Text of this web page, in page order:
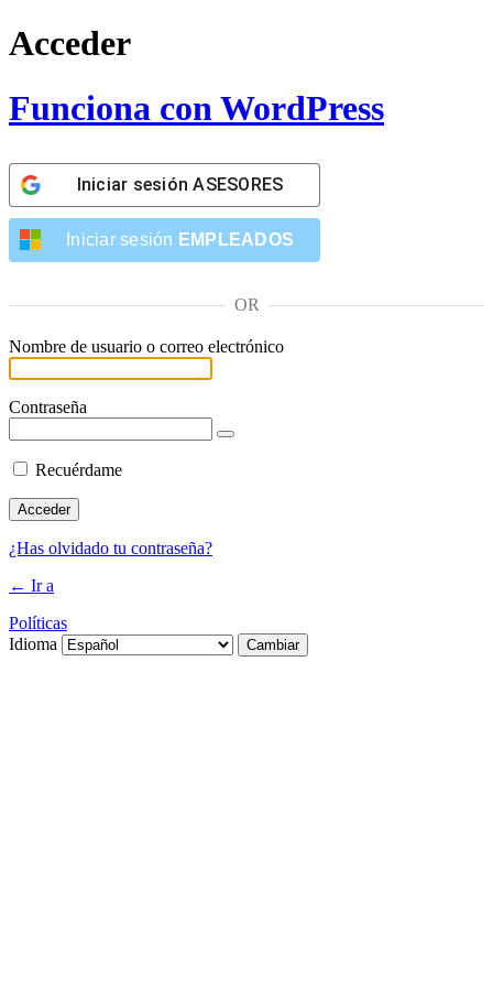
Acceder
Funciona con WordPress
Iniciar sesiónASESORES
Iniciar sesión EMPLEADOS
OR
Nombre de usuario o correo electrónico
Contraseña
Recuérdame
¿Has olvidado tu contraseña?
← Ir a
Políticas
Idioma